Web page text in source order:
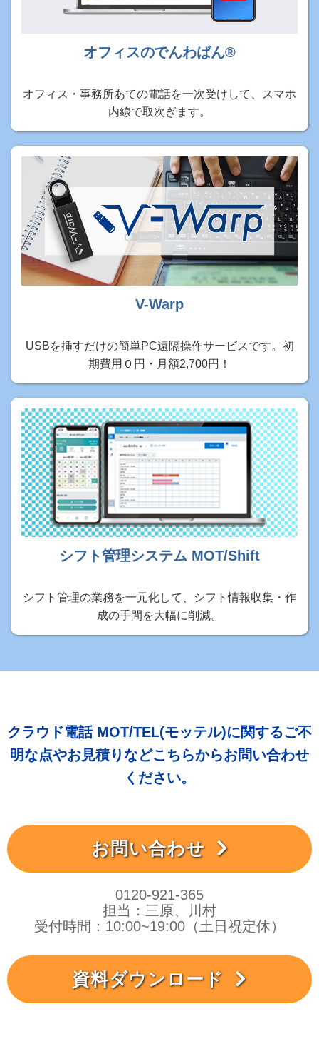
オフィスのでんわばん®
オフィス・事務所あての電話を一次受けして、スマホ
内線で取次ぎます。
V-Warp
USBを挿すだけの簡単PC遠隔操作サービスです。初
期費用０円・月額2,700円！
シフト管理システム MOT/Shift
シフト管理の業務を一元化して、シフト情報収集・作
成の手間を大幅に削減。
クラウド電話 MOT/TEL(モッテル)に関するご不
明な点やお見積りなどこちらからお問い合わせ
ください。
お問い合わせ
0120-921-365
担当：三原、川村
受付時間：10:00~19:00（土日祝定休）
資料ダウンロード